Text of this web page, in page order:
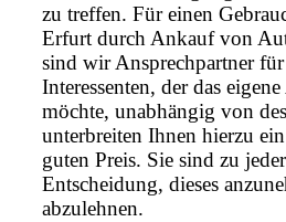
zu treffen. Für einen
Erfurt durch Ankauf von
sind wir Ansprechpartner
Interessenten, der das
möchte, unabhängig von
unterbreiten Ihnen hierzu
guten Preis. Sie sind zu
Entscheidung, dieses
abzulehnen.